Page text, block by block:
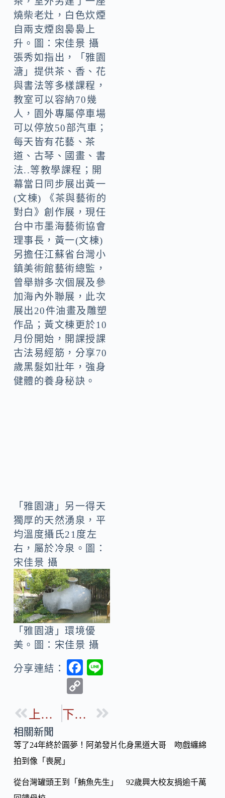
燒柴老灶，白色炊煙
自兩支煙囪裊裊上
升。圖：宋佳景 攝
張秀如指出，「雅園
溏」提供茶、香、花
與書法等多樣課程，
教室可以容納70幾
人，園外專屬停車場
可以停放50部汽車；
每天皆有花藝、茶
道、古琴、國畫、書
法..等教學課程；開
幕當日同步展出黃一
(文棟) 《茶與藝術的
對白》創作展，現任
台中市墨海藝術協會
理事長，黃一(文棟)
另擔任江蘇省台灣小
鎮美術館藝術總監，
曾舉辦多次個展及參
加海內外聯展，此次
展出20件油畫及雕塑
作品；黃文棟更於10
月份開始，開課授課
古法易經筋，分享70
歲黑髮如壯年，強身
健體的養身秘訣。
右，屬於冷泉。圖：
宋佳景 攝
「雅園溏」環境優
美。圖：宋佳景 攝
分享連結：
F
ac
e
b
k
Li
C
o
p
Li
n
k
上一篇 下一篇
等了24年終於圓夢！阿弟發片化身黑道大哥 吻戲纏綿
拍到像「喪屍」
從台灣罐頭王到「鮪魚先生」 92歲興大校友捐逾千萬
回饋母校
維京戰吼震撼全球！哈蘭德梅開二度率挪威2連勝 睽違
28年重返世足即闖32強